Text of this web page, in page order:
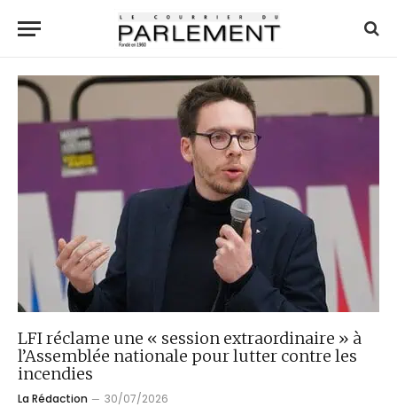
LFI réclame une « session extraordinaire » à
l’Assemblée nationale pour lutter contre les
incendies
La Rédaction 30/07/2026